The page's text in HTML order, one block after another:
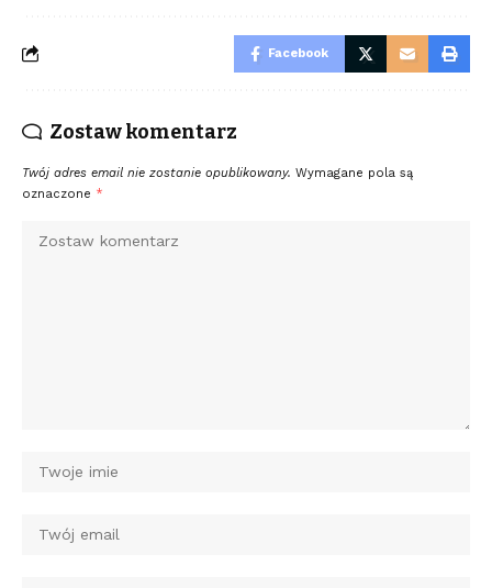
Facebook
Zostaw komentarz
Twój adres email nie zostanie opublikowany. Wymagane pola są
oznaczone *